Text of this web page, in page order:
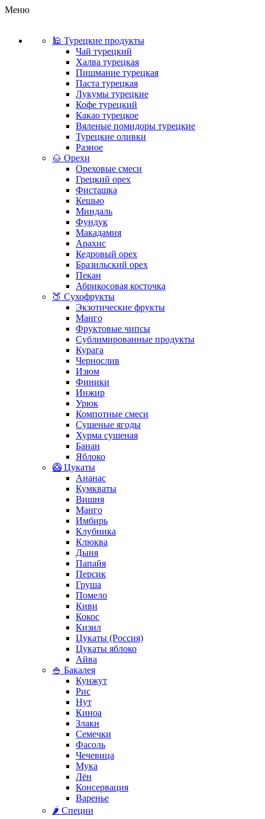
Меню
🕌 Турецкие продукты
Чай турецкий
Халва турецкая
Пишмание турецкая
Паста турецкая
Лукумы турецкие
Кофе турецкий
Какао турецкое
Вяленые помидоры турецкие
Турецкие оливки
Разное
🌰 Орехи
Ореховые смеси
Грецкий орех
Фисташка
Кешью
Миндаль
Фундук
Макадамия
Арахис
Кедровый орех
Бразильский орех
Пекан
Абрикосовая косточка
🍑 Сухофрукты
Экзотические фрукты
Манго
Фруктовые чипсы
Сублимированные продукты
Курага
Чернослив
Изюм
Финики
Инжир
Урюк
Компотные смеси
Сушеные ягоды
Хурма сушеная
Банан
Яблоко
🥝 Цукаты
Ананас
Кумкваты
Вишня
Манго
Имбирь
Клубника
Клюква
Дыня
Папайя
Персик
Груша
Помело
Киви
Кокос
Кизил
Цукаты (Россия)
Цукаты яблоко
Айва
🍚 Бакалея
Кунжут
Рис
Нут
Киноа
Злаки
Семечки
Фасоль
Чечевица
Мука
Лён
Консервация
Варенье
🌶️ Специи